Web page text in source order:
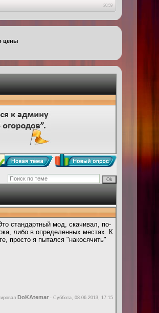
20:59
стандартный мод, скачивал, по-
либо в определенных местах. К
просто я пытался "накосячить"
DoKAtemar - Суббота, 08.06.2013, 17:15